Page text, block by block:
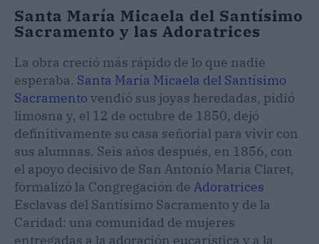
Santa María Micaela del Santísimo
Sacramento y las Adoratrices
La obra creció más rápido de lo que nadie
esperaba. Santa María Micaela del Santísimo
Sacramento vendió sus joyas heredadas, pidió
limosna y, el 12 de octubre de 1850, dejó
definitivamente su casa señorial para vivir con
sus alumnas. Seis años después, en 1856, con
el apoyo decisivo de San Antonio María Claret,
formalizó la Congregación de Adoratrices
Esclavas del Santísimo Sacramento y de la
Caridad: una comunidad de mujeres
entregadas a la adoración eucarística y a la